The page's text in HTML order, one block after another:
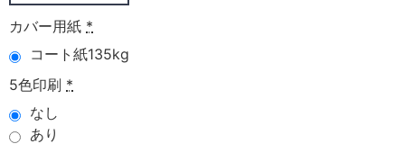
カバー用紙 *
コート紙135kg
5色印刷 *
なし
あり